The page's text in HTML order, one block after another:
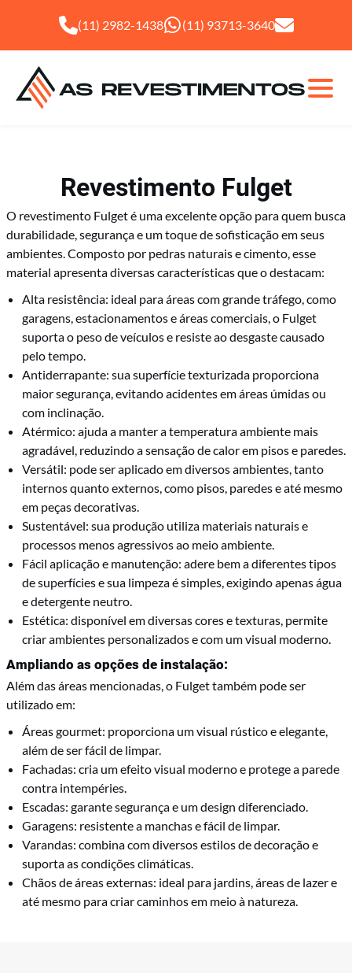
(11) 2982-1438 (11) 93713-3640
Fulget
Granilha
Revestimento Fulget
O revestimento Fulget é uma excelente opção para quem busca
durabilidade, segurança e um toque de sofisticação em seus
ambientes. Composto por pedras naturais e cimento, esse
material apresenta diversas características que o destacam:
Alta resistência: ideal para áreas com grande tráfego, como
garagens, estacionamentos e áreas comerciais, o Fulget
suporta o peso de veículos e resiste ao desgaste causado
pelo tempo.
Antiderrapante: sua superfície texturizada proporciona
maior segurança, evitando acidentes em áreas úmidas ou
com inclinação.
Atérmico: ajuda a manter a temperatura ambiente mais
agradável, reduzindo a sensação de calor em pisos e paredes.
Versátil: pode ser aplicado em diversos ambientes, tanto
internos quanto externos, como pisos, paredes e até mesmo
em peças decorativas.
Sustentável: sua produção utiliza materiais naturais e
processos menos agressivos ao meio ambiente.
Fácil aplicação e manutenção: adere bem a diferentes tipos
de superfícies e sua limpeza é simples, exigindo apenas água
e detergente neutro.
Estética: disponível em diversas cores e texturas, permite
criar ambientes personalizados e com um visual moderno.
Ampliando as opções de instalação:
Além das áreas mencionadas, o Fulget também pode ser
utilizado em:
Áreas gourmet: proporciona um visual rústico e elegante,
além de ser fácil de limpar.
Fachadas: cria um efeito visual moderno e protege a parede
contra intempéries.
Escadas: garante segurança e um design diferenciado.
Garagens: resistente a manchas e fácil de limpar.
Varandas: combina com diversos estilos de decoração e
suporta as condições climáticas.
Chãos de áreas externas: ideal para jardins, áreas de lazer e
até mesmo para criar caminhos em meio à natureza.